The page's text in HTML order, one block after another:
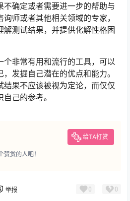
不确定或者需要进一步的帮助与
师或者其他相关领域的专家，
解测试结果，并提供化解性格困
个非常有用和流行的工具，可以
发掘自己潜在的优点和能力。
结果不应该被视为定论，而仅仅
己的参考。
给TA打赏
赏的人吧！
举报 0 0